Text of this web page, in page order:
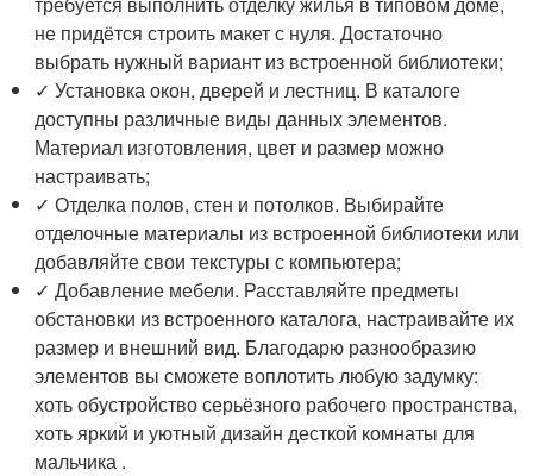
не придётся строить макет с нуля. Достаточно
выбрать нужный вариант из встроенной библиотеки;
✓ Установка окон, дверей и лестниц. В каталоге
доступны различные виды данных элементов.
Материал изготовления, цвет и размер можно
настраивать;
✓ Отделка полов, стен и потолков. Выбирайте
отделочные материалы из встроенной библиотеки или
добавляйте свои текстуры с компьютера;
✓ Добавление мебели. Расставляйте предметы
обстановки из встроенного каталога, настраивайте их
размер и внешний вид. Благодарю разнообразию
элементов вы сможете воплотить любую задумку:
хоть обустройство серьёзного рабочего пространства,
хоть яркий и уютный дизайн десткой комнаты для
мальчика .